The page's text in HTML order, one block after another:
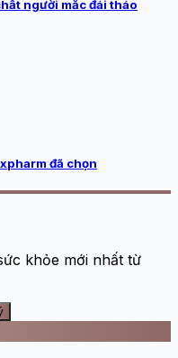
người mắc đái tháo
đã chọn
khỏe mới nhất từ